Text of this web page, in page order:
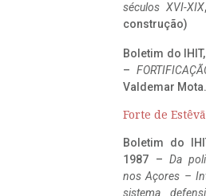
séculos XVI-XIX
construção)
Boletim do
–
Valdemar
Forte de
Boletim do
1987 – Da
nos Açores –
sistema